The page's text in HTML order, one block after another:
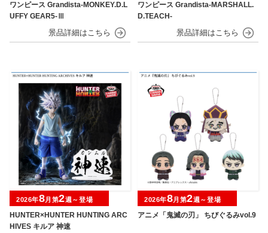
ワンピース Grandista-MONKEY.D.L
UFFY GEAR5-Ⅲ
ワンピース Grandista-MARSHALL.
D.TEACH-
HUNTER×HUNTER HUNTING ARC
HIVES キルア 神速
2026年8月第2週～登場
アニメ「鬼滅の刃」 ちびぐるみvol.9
2026年8月第2週～登場